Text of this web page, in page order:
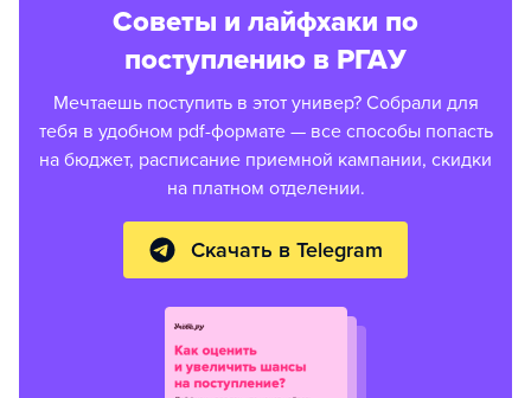
Советы и лайфхаки по
поступлению в РГАУ
Мечтаешь поступить в этот универ? Собрали для
тебя в удобном pdf-формате — все способы попасть
на бюджет, расписание приемной кампании, скидки
на платном отделении.
Скачать в Telegram